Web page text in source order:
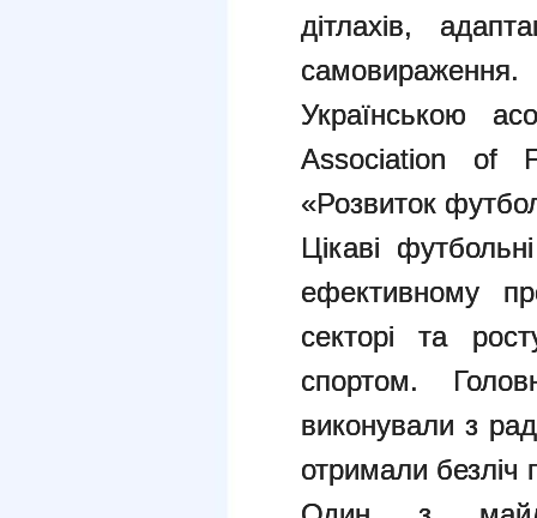
дітлахів,
Українською
Association of
«Розвиток
Цікаві
ефективному
секторі та
спортом.
виконували з
отримали безліч